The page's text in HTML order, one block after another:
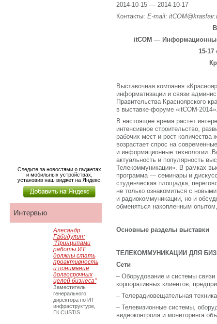
2014-10-15 — 2014-10-17
Контакты: E-mail:
itCOM —
15-17
Выставочная компания
информатизации и связи
Правительства Красноярского
в выставке-форуме «itCOM-
В настоящее время растет
интенсивное строительство,
рабочих мест и рост количества
возрастает спрос на
и информационные технологии.
актуальность и популярность
Телекоммуникации». В рамках
программа — семинары и
студенческая площадка,
не только ознакомиться с
и радиокоммуникации, но и
обменяться накопленным
Основные разделы выставки
ТЕЛЕКОММУНИКАЦИИ ДЛЯ
Сети
– Оборудование и системы
корпоративных клиентов,
– Телерадиовещательная
– Телевизионные системы,
видеоконтроля и мониторинга
Следите за новостями о гаджетах
и мобильных устройствах,
установив наш виджет на Яндекс.
Интервью
Алесандр
Габидулин:
"Принципами
работы ИТ
должны стать
проактивность
и понимание
долгосрочных
целей бизнеса"
Заместитель
генерального
директора по ИТ-
инфраструктуре,
ГК CUSTIS